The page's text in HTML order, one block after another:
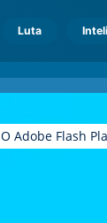
Luta
O Adobe Flash